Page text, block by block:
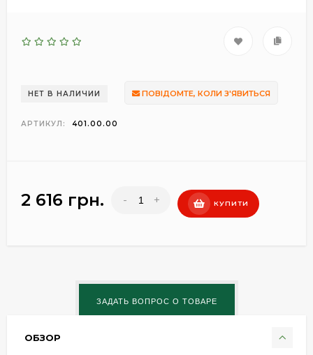
НЕТ В НАЛИЧИИ ПОВІДОМТЕ, КОЛИ З'ЯВИТЬСЯ
АРТИКУЛ: 401.00.00
2 616 грн. - + КУПИТИ
ОБЗОР